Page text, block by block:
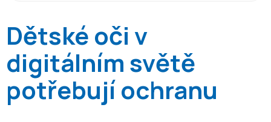
Dětské oči v
digitálním světě
potřebují ochranu